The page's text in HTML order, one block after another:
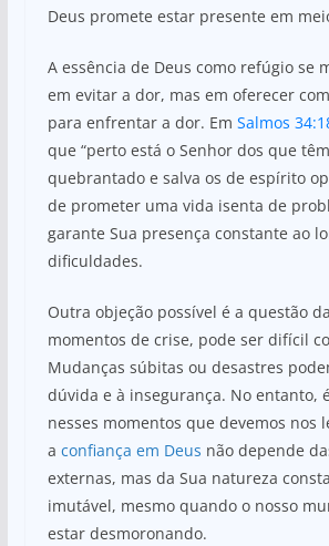
Deus promete estar presente em
A essência de Deus como refúgio se
em evitar a dor, mas em oferecer
para enfrentar a dor. Em Salmos
que “perto está o Senhor dos que
quebrantado e salva os de espírito
de prometer uma vida isenta de
garante Sua presença constante ao
dificuldades.
Outra objeção possível é a questão da
momentos de crise, pode ser difícil
Mudanças súbitas ou desastres
dúvida e à insegurança. No entanto,
nesses momentos que devemos nos
a confiança em Deus não depende
externas, mas da Sua natureza
imutável, mesmo quando o nosso
estar desmoronando.